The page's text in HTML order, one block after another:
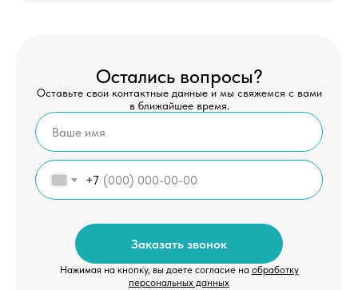
Остались вопросы?
Оставьте свои контактные данные и мы свяжемся с вами
в ближайшее время.
+7
Заказать звонок
Нажимая на кнопку, вы даете согласие на обработку
персональных данных